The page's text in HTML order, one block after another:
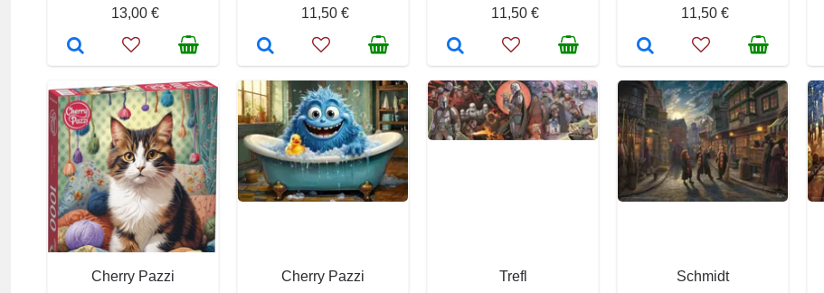
13,00 €
11,50 €
11,50 €
11,50 €
Cherry Pazzi
Cherry Pazzi
Trefl
Schmidt